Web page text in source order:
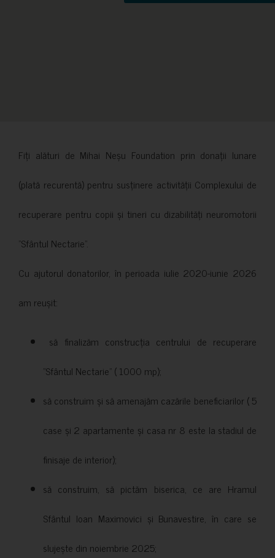
Fiți alături de Mihai Neșu Foundation prin donații lunare
(plată recurentă) pentru susținere activității Complexului de
recuperare pentru copii și tineri cu dizabilități neuromotorii
”Sfântul Nectarie”.
Cu ajutorul donatorilor, în perioada iulie 2020-iunie 2026
am reușit:
să finalizăm construcția centrului de recuperare
”Sfântul Nectarie” ( 1000 mp);
să construim și să amenajăm cazările beneficiarilor ( 5
case și 2 apartamente și casa nr 8 este la stadiul de
finisaje de interior);
să construim, să pictăm biserica, ce are Hramul
Sfântul Ioan Maximovici și Bunavestire, în care se
slujește din noiembrie 2025;